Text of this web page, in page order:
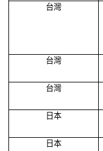
台灣
台灣
台灣
日本
日本